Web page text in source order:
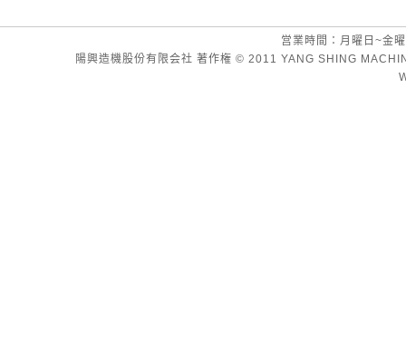
営業時間：月曜日~
陽興造機股份有限会社 著作権 © 2011 YANG SHING